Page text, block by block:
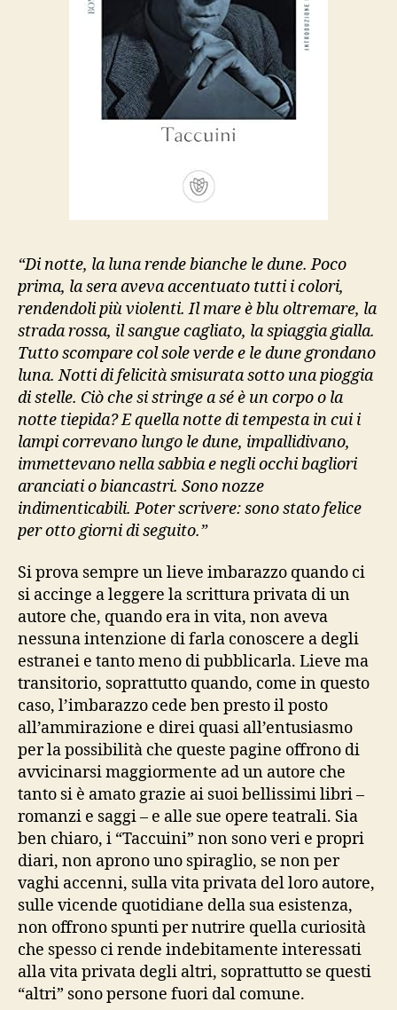
“Di notte, la luna rende bianche le dune. Poco
prima, la sera aveva accentuato tutti i colori,
rendendoli più violenti. Il mare è blu oltremare, la
strada rossa, il sangue cagliato, la spiaggia gialla.
Tutto scompare col sole verde e le dune grondano
luna. Notti di felicità smisurata sotto una pioggia
di stelle. Ciò che si stringe a sé è un corpo o la
notte tiepida? E quella notte di tempesta in cui i
lampi correvano lungo le dune, impallidivano,
immettevano nella sabbia e negli occhi bagliori
aranciati o biancastri. Sono nozze
indimenticabili. Poter scrivere: sono stato felice
per otto giorni di seguito.”
Si prova sempre un lieve imbarazzo quando ci
si accinge a leggere la scrittura privata di un
autore che, quando era in vita, non aveva
nessuna intenzione di farla conoscere a degli
estranei e tanto meno di pubblicarla. Lieve ma
transitorio, soprattutto quando, come in questo
caso, l’imbarazzo cede ben presto il posto
all’ammirazione e direi quasi all’entusiasmo
per la possibilità che queste pagine offrono di
avvicinarsi maggiormente ad un autore che
tanto si è amato grazie ai suoi bellissimi libri –
romanzi e saggi – e alle sue opere teatrali. Sia
ben chiaro, i “Taccuini” non sono veri e propri
diari, non aprono uno spiraglio, se non per
vaghi accenni, sulla vita privata del loro autore,
sulle vicende quotidiane della sua esistenza,
non offrono spunti per nutrire quella curiosità
che spesso ci rende indebitamente interessati
alla vita privata degli altri, soprattutto se questi
“altri” sono persone fuori dal comune.